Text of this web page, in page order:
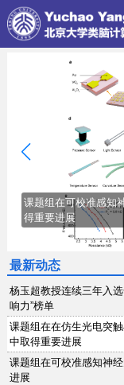
课题组在可校准感知
得重要进展
最新动态
杨玉超教授连续三年入
响力”榜单
课题组在在仿生光电突
中取得重要进展
课题组在可校准感知神
进展